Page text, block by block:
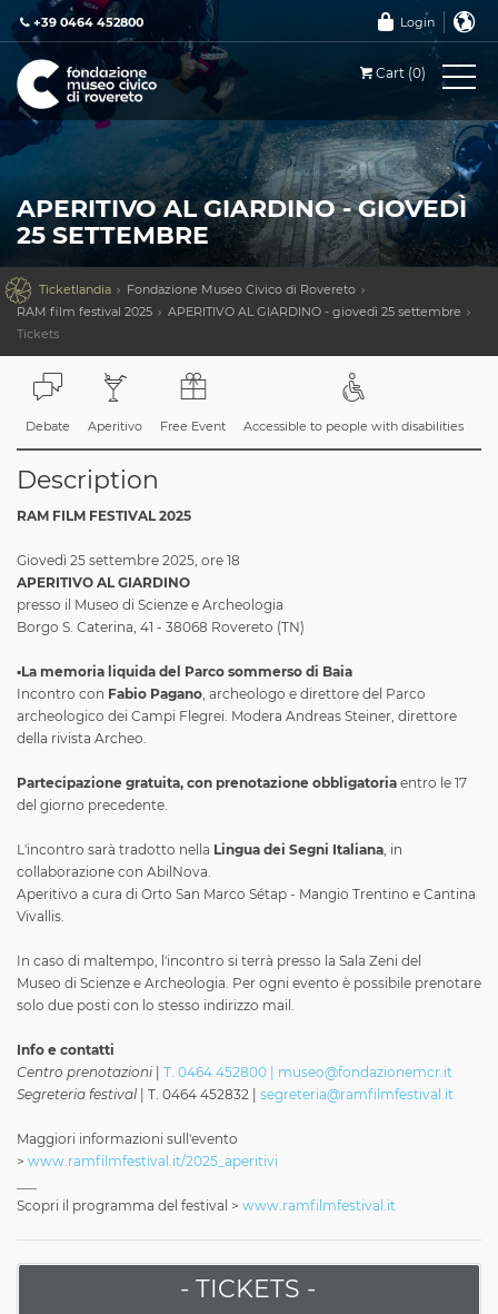
+39 0464 452800 Login
Cart (0)
APERITIVO AL GIARDINO - GIOVEDÌ
25 SETTEMBRE
 Ticketlandia
Fondazione Museo Civico di Rovereto
RAM film festival 2025
APERITIVO AL GIARDINO - giovedì 25 settembre
Tickets
Debate Aperitivo Free Event Accessible to people with disabilities
Description
RAM FILM FESTIVAL 2025
Giovedì 25 settembre 2025, ore 18
APERITIVO AL GIARDINO
presso il Museo di Scienze e Archeologia
Borgo S. Caterina, 41 - 38068 Rovereto (TN)
▪️La memoria liquida del Parco sommerso di Baia
Incontro con Fabio Pagano, archeologo e direttore del Parco
archeologico dei Campi Flegrei. Modera Andreas Steiner, direttore
della rivista Archeo.
Partecipazione gratuita, con prenotazione obbligatoria entro le 17
del giorno precedente.
L'incontro sarà tradotto nella Lingua dei Segni Italiana, in
collaborazione con AbilNova.
Aperitivo a cura di Orto San Marco Sétap - Mangio Trentino e Cantina
Vivallis.
In caso di maltempo, l'incontro si terrà presso la Sala Zeni del
Museo di Scienze e Archeologia. Per ogni evento è possibile prenotare
solo due posti con lo stesso indirizzo mail.
Info e contatti
Centro prenotazioni
T. 0464 452800 | museo@fondazionemcr.it
Segreteria festival | T. 0464 452832 | segreteria@ramfilmfestival.it
Maggiori informazioni sull'evento
> www.ramfilmfestival.it/2025_aperitivi
Scopri il programma del festival > www.ramfilmfestival.it
- TICKETS -